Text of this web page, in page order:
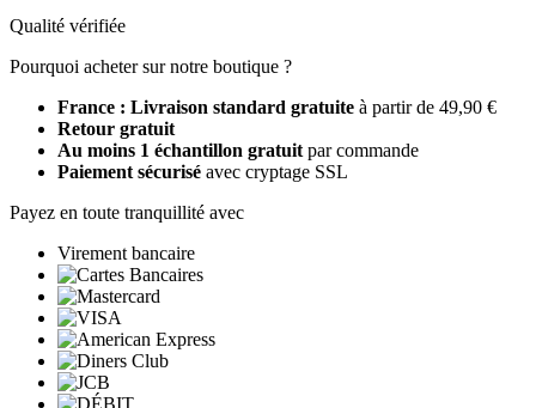
Qualité vérifiée
Pourquoi acheter sur notre boutique ?
France : Livraison standard gratuite à partir de 49,90 €
Retour gratuit
Au moins 1 échantillon gratuit par commande
Paiement sécurisé avec cryptage SSL
Payez en toute tranquillité avec
Virement bancaire